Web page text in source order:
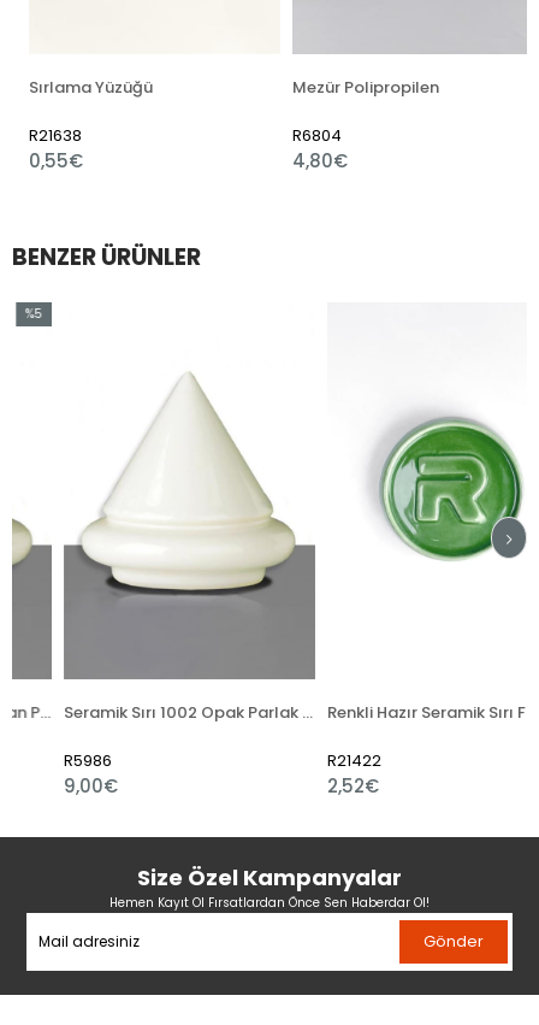
Sırlama Yüzüğü
R21638
0,55€
Mezür Polipropilen
R6804
4,80€
BENZER ÜRÜNLER
Seramik Sırı 1001 Transparan Parlak Toz Seramik Sırı 1002 Opak Parlak Toz
R5986
9,00€
R21422
2,52€
Size Özel Kampanyalar
Hemen Kayıt Ol Fırsatlardan Önce Sen Haberdar Ol!
Gönder